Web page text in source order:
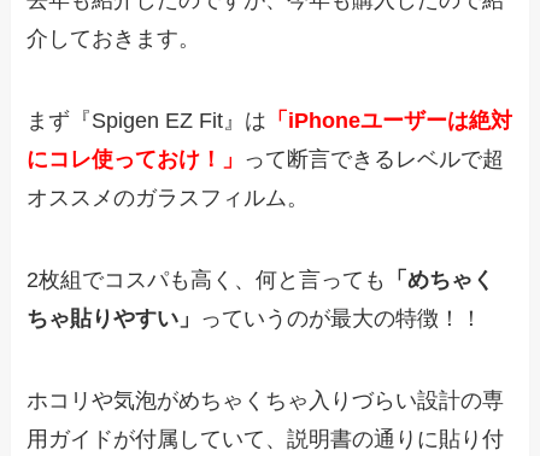
介しておきます。
まず『Spigen EZ Fit』は 「iPhoneユーザーは絶対
にコレ使っておけ！」 って断言できるレベルで超
オススメのガラスフィルム。
2枚組でコスパも高く、何と言っても
「めちゃく
ちゃ貼りやすい」 っていうのが最大の特徴！！
ホコリや気泡がめちゃくちゃ入りづらい設計の専
用ガイドが付属していて、説明書の通りに貼り付